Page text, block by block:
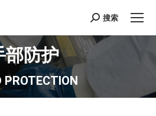
Search:
搜索
部防护
PROTECTION